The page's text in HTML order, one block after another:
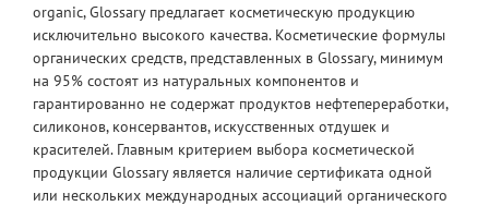
organic, Glossary предлагает косметическую продукцию
исключительно высокого качества. Косметические формулы
органических средств, представленных в Glossary, минимум
на 95% состоят из натуральных компонентов и
гарантированно не содержат продуктов нефтепереработки,
силиконов, консервантов, искусственных отдушек и
красителей. Главным критерием выбора косметической
продукции Glossary является наличие сертификата одной
или нескольких международных ассоциаций органического